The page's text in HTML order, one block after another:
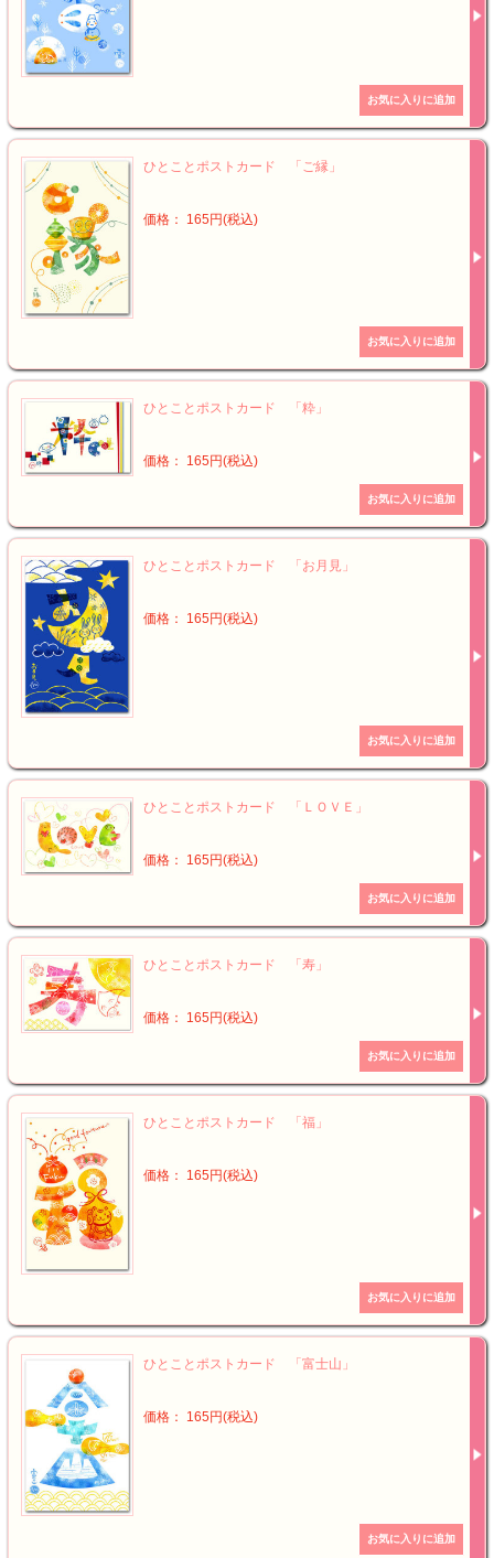
ひとことポストカード 「ご縁」
価格： 165円(税込)
ひとことポストカード 「粋」
価格： 165円(税込)
ひとことポストカード 「お月見」
価格： 165円(税込)
ひとことポストカード 「ＬＯＶＥ」
価格： 165円(税込)
ひとことポストカード 「寿」
価格： 165円(税込)
ひとことポストカード 「福」
価格： 165円(税込)
ひとことポストカード 「富士山」
価格： 165円(税込)